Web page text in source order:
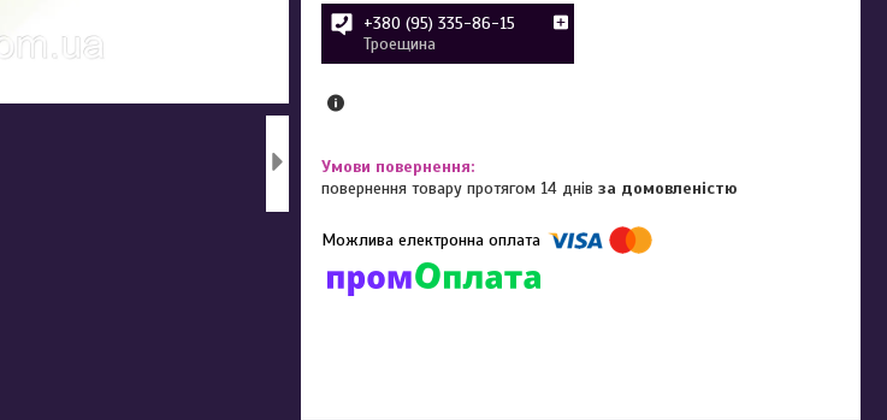
+380 (95) 335-86-15
Троещина
повернення товару протягом 14 днівза домовленістю